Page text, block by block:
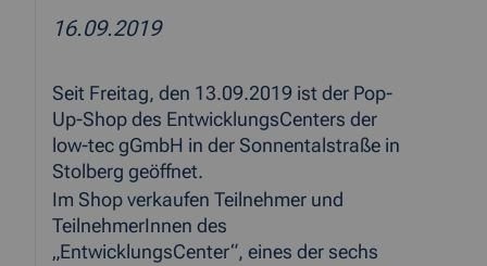
16.09.2019
Seit Freitag, den 13.09.2019 ist der Pop-
Up-Shop des EntwicklungsCenters der
low-tec gGmbH in der Sonnentalstraße in
Stolberg geöffnet.
Im Shop verkaufen Teilnehmer und
TeilnehmerInnen des
„EntwicklungsCenter“, eines der sechs